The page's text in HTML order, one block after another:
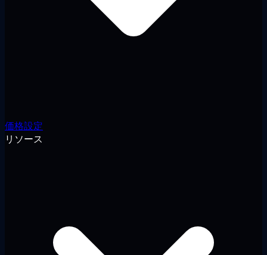
価格設定
リソース